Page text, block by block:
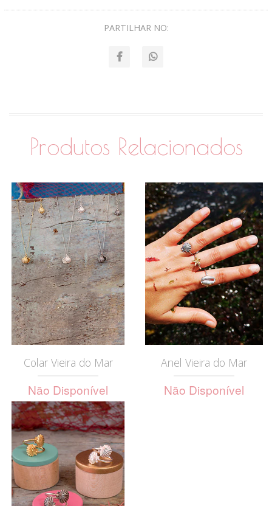
PARTILHAR NO:
Produtos Relacionados
Colar Vieira do Mar
Não Disponível
Anel Vieira do Mar
Não Disponível